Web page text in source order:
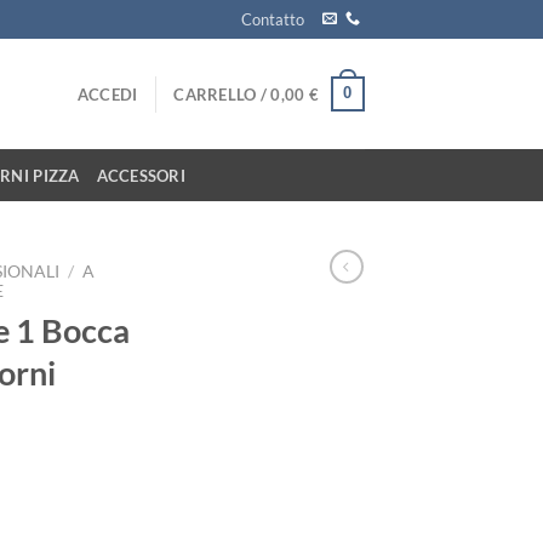
Contatto
ACCEDI CARRELLO /0,00 € 0
PIZZA ACCESSORI
/ A
1 Bocca